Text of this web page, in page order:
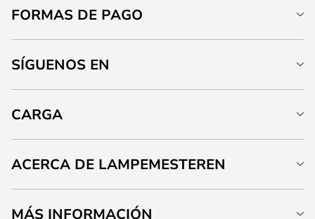
FORMAS DE PAGO
SÍGUENOS EN
CARGA
ACERCA DE LAMPEMESTEREN
MÁS INFORMACIÓN